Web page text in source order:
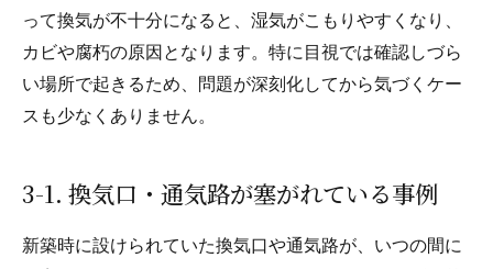
って換気が不十分になると、湿気がこもりやすくなり、
カビや腐朽の原因となります。特に目視では確認しづら
い場所で起きるため、問題が深刻化してから気づくケー
スも少なくありません。
3-1. 換気口・通気路が塞がれている事例
新築時に設けられていた換気口や通気路が、いつの間に